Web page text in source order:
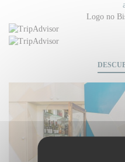
Logo no